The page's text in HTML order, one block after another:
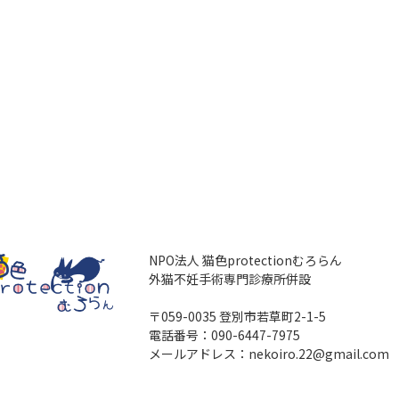
NPO法人 猫色protectionむろらん
外猫不妊手術専門診療所併設
〒059-0035 登別市若草町2-1-5
電話番号：090-6447-7975
メールアドレス：nekoiro.22@gmail.com